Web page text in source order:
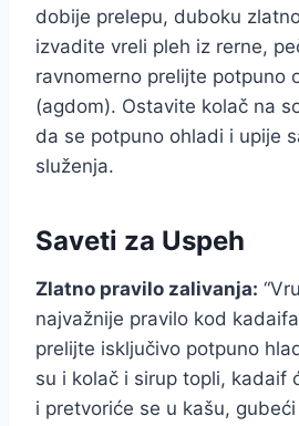
dobije prelepu, duboku
izvadite vreli pleh iz rerne,
ravnomerno prelijte potpuno
(agdom). Ostavite kolač na
da se potpuno ohladi i upije
služenja.
Saveti za Uspeh
Zlatno pravilo zalivanja:
najvažnije pravilo kod
prelijte isključivo potpuno
su i kolač i sirup topli, kadaif
i pretvoriće se u kašu,